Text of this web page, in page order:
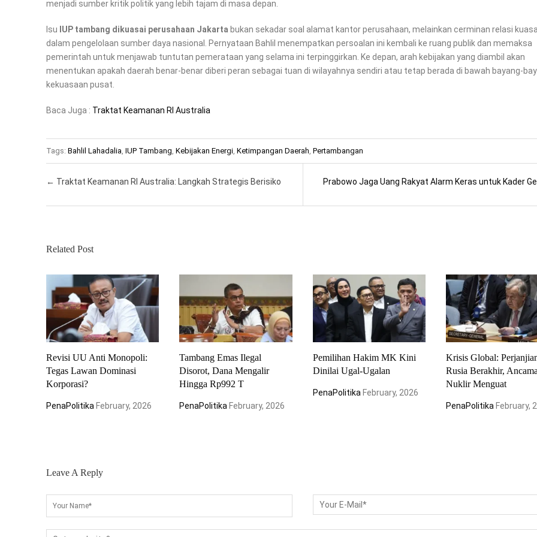
menjadi sumber kritik politik yang lebih tajam di masa depan.
Isu IUP tambang dikuasai perusahaan Jakarta bukan sekadar soal alamat kantor perusahaan, melainkan cerminan relasi kuasa
dalam pengelolaan sumber daya nasional. Pernyataan Bahlil menempatkan persoalan ini kembali ke ruang publik dan memaksa
pemerintah untuk menjawab tuntutan pemerataan yang selama ini terpinggirkan. Ke depan, arah kebijakan yang diambil akan
menentukan apakah daerah benar-benar diberi peran sebagai tuan di wilayahnya sendiri atau tetap berada di bawah bayang-
kekuasaan pusat.
Baca Juga : Traktat Keamanan RI Australia
Tags: Bahlil Lahadalia, IUP Tambang, Kebijakan Energi, Ketimpangan Daerah, Pertambangan
Post navigation
← Traktat Keamanan RI Australia: Langkah Strategis Berisiko
Prabowo Jaga Uang Rakyat Alarm Keras untuk Kader
Related Post
Revisi UU Anti Monopoli:
Tegas Lawan Dominasi
Korporasi?
PenaPolitika February, 2026
Tambang Emas Ilegal
Disorot, Dana Mengalir
Hingga Rp992 T
PenaPolitika February, 2026
Pemilihan Hakim MK Kini
Dinilai Ugal-Ugalan
PenaPolitika February, 2026
Krisis Global:
Rusia Berakhir,
Nuklir Menguat
PenaPolitika February,
Leave A Reply